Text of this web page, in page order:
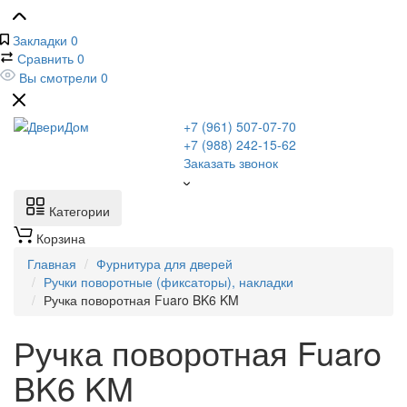
Закладки 0
Сравнить 0
Вы смотрели 0
+7 (961) 507-07-70
+7 (988) 242-15-62
Заказать звонок
Категории
Корзина
Главная
Фурнитура для дверей
Ручки поворотные (фиксаторы), накладки
Ручка поворотная Fuaro BK6 KM
Ручка поворотная Fuaro
BK6 KM